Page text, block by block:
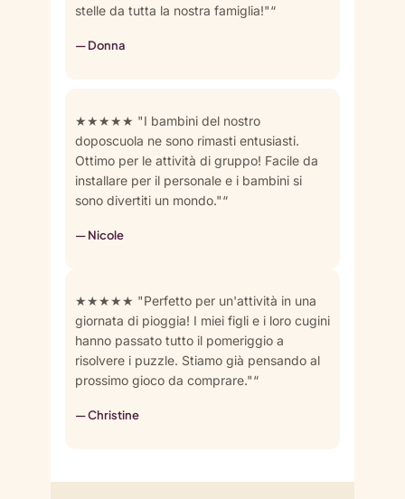
stelle da tutta la nostra famiglia!"“
— Donna
★★★★★ "I bambini del nostro
doposcuola ne sono rimasti entusiasti.
Ottimo per le attività di gruppo! Facile da
installare per il personale e i bambini si
sono divertiti un mondo."“
— Nicole
★★★★★ "Perfetto per un'attività in una
giornata di pioggia! I miei figli e i loro cugini
hanno passato tutto il pomeriggio a
risolvere i puzzle. Stiamo già pensando al
prossimo gioco da comprare."“
— Christine